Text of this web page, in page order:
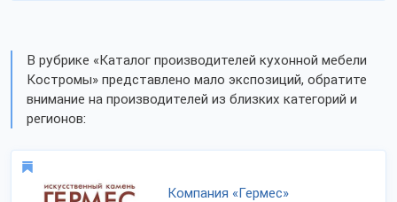
В рубрике «Каталог производителей кухонной мебели
Костромы» представлено мало экспозиций, обратите
внимание на производителей из близких категорий и
регионов:
Компания «Гермес»